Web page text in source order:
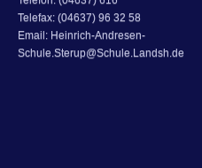
Telefax: (04637) 96 32 58
Email: Heinrich-Andresen-
Schule.Sterup@Schule.Landsh.de